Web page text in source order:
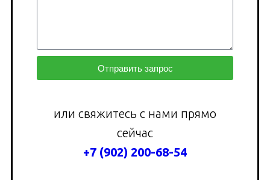
Отправить запрос
или свяжитесь с нами прямо
сейчас
+7 (902) 200-68-54